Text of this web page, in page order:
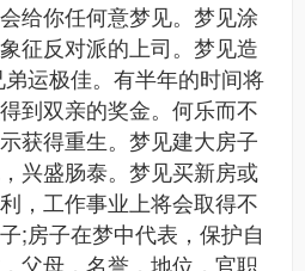
给你任何意梦见。梦见涂
征反对派的上司。梦见造
运极佳。有半年的时间将
到双亲的奖金。何乐而不
获得重生。梦见建大房子
兴盛肠泰。梦见买新房或
，工作事业上将会取得不
;房子在梦中代表，保护自
父母，名誉，地位，官职